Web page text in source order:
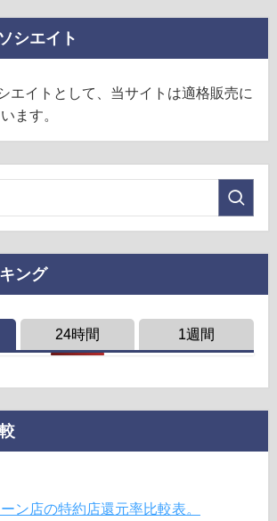
シエイト
エイトとして、当サイトは適格販売に
ます。
ング
24時間 1週間
ン店の特約店還元率比較表。